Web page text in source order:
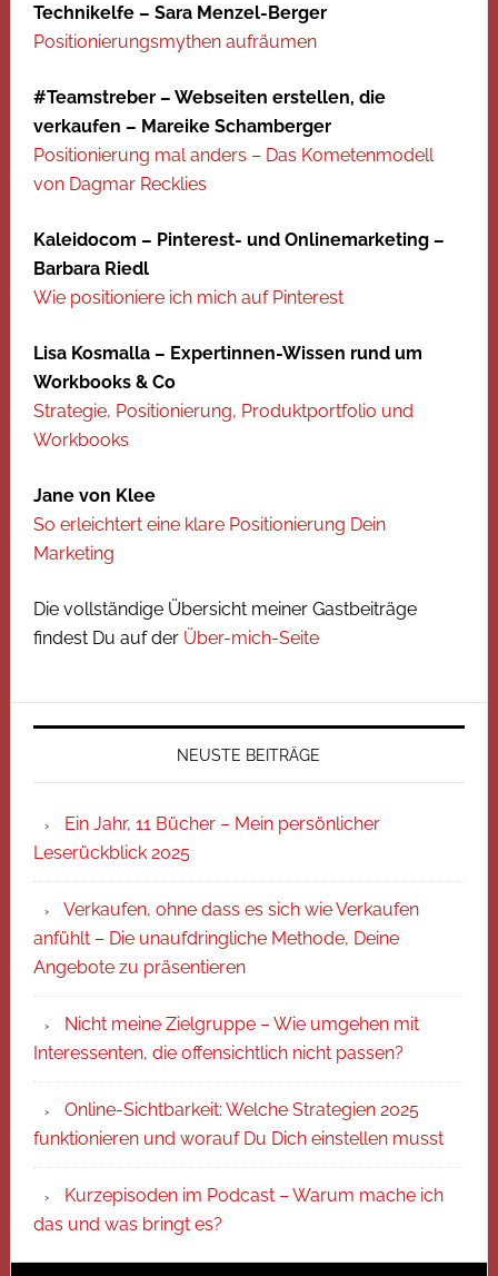
Technikelfe – Sara Menzel-Berger
Positionierungsmythen aufräumen
#Teamstreber – Webseiten erstellen, die
verkaufen – Mareike Schamberger
Positionierung mal anders – Das Kometenmodell
von Dagmar Recklies
Kaleidocom – Pinterest- und Onlinemarketing –
Barbara Riedl
Wie positioniere ich mich auf Pinterest
Lisa Kosmalla – Expertinnen-Wissen rund um
Workbooks & Co
Strategie, Positionierung, Produktportfolio und
Workbooks
Jane von Klee
So erleichtert eine klare Positionierung Dein
Marketing
Die vollständige Übersicht meiner Gastbeiträge
findest Du auf der Über-mich-Seite
NEUSTE BEITRÄGE
Ein Jahr, 11 Bücher – Mein persönlicher
Leserückblick 2025
Verkaufen, ohne dass es sich wie Verkaufen
anfühlt – Die unaufdringliche Methode, Deine
Angebote zu präsentieren
Nicht meine Zielgruppe – Wie umgehen mit
Interessenten, die offensichtlich nicht passen?
Online-Sichtbarkeit: Welche Strategien 2025
funktionieren und worauf Du Dich einstellen musst
Kurzepisoden im Podcast – Warum mache ich
das und was bringt es?